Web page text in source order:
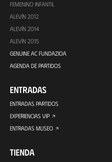
FEMENINO INFANTIL
ALEVÍN 2012
ALEVÍN 2014
ALEVÍN 2015
GENUINE AC FUNDAZIOA
AGENDA DE PARTIDOS
ENTRADAS
ENTRADAS PARTIDOS
EXPERIENCIAS VIP
ENTRADAS MUSEO
TIENDA